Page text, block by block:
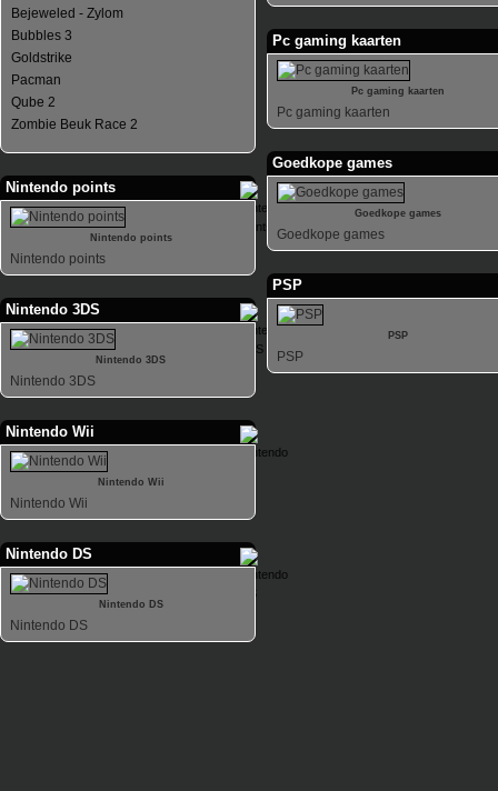
Bejeweled - Zylom
Bubbles 3
Goldstrike
Pacman
Qube 2
Zombie Beuk Race 2
Nintendo points
Nintendo points
Nintendo points
Nintendo 3DS
Nintendo 3DS
Nintendo 3DS
Nintendo Wii
Nintendo Wii
Nintendo Wii
Nintendo DS
Nintendo DS
Nintendo DS
Pc gaming kaarten
Pc gaming kaarten
Pc gaming kaarten
Goedkope games
Goedkope games
Goedkope games
PSP
PSP
PSP